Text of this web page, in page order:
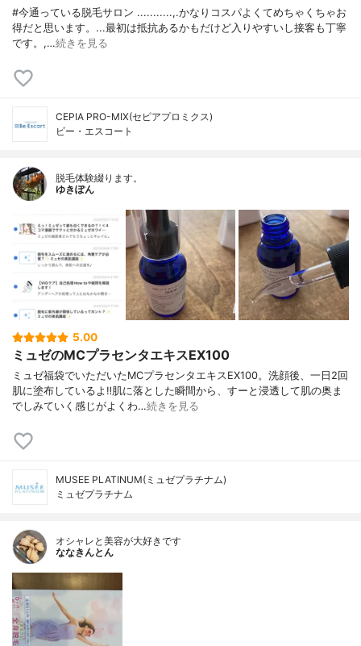
#今通っている脱毛サロン ...........,.かなりコスパよくてめちゃくちゃお
得だと思います。...最初は抵抗あるかもだけど入りやすいし接客も丁寧
です。,…続きを見る
CEPIA PRO-MIX(セピアプロミクス)
ビー・エスコート
脱毛体験綴ります。
ゆきぽん
5.00
ミュゼのMCプラセンタエキスEX100
ミュゼ福袋でいただいたMCプラセンタエキスEX100。洗顔後、一日2回
肌に塗布しているよ‼︎肌に落とした瞬間から、すーと浸透して肌の奥ま
でしみていく感じがよくわ…続きを見る
MUSEE PLATINUM(ミュゼプラチナム)
ミュゼプラチナム
オシャレと美容が大好きです
ななきんとん